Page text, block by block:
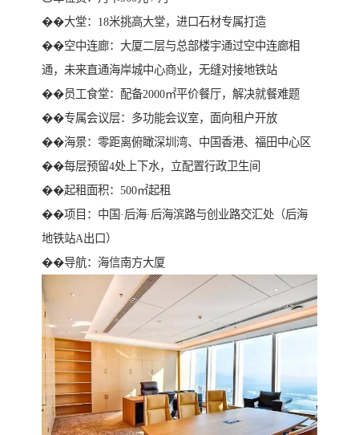
��大堂：18米挑高大堂，进口石材专属打造
��空中连廊：大厦二层与总部楼宇通过空中连廊相
通，未来直通海岸城中心商业，无缝对接地铁站
��员工食堂：配备2000㎡平价餐厅，解决就餐难题
��专属会议层：多功能会议室，面向租户开放
��海景：零距离俯瞰深圳湾、中国香港、福田中心区
��每层预留4处上下水，立配置行政卫生间
��起租面积：500㎡起租
��项目：中国·后海·后海滨路与创业路交汇处（后海
地铁站A出口）
��导航：海信南方大厦